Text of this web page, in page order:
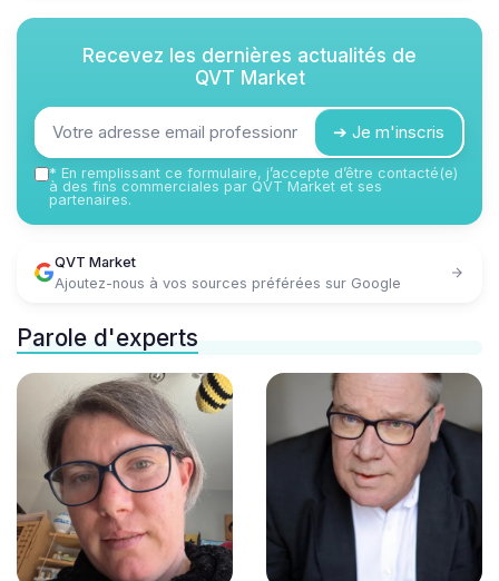
Recevez les dernières actualités de
QVT Market
➔ Je m'inscris
* En remplissant ce formulaire, j’accepte d’être contacté(e)
à des fins commerciales par QVT Market et ses
partenaires.
QVT Market
Ajoutez-nous à vos sources préférées sur Google
Parole d'experts